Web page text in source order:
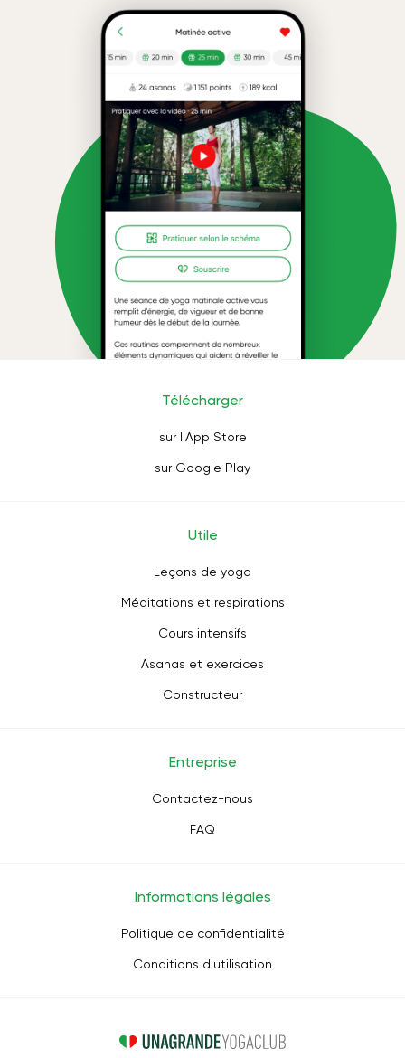
Télécharger
sur l'App Store
sur Google Play
Utile
Leçons de yoga
Méditations et respirations
Cours intensifs
Asanas et exercices
Constructeur
Entreprise
Contactez-nous
FAQ
Informations légales
Politique de confidentialité
Conditions d'utilisation